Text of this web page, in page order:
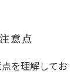
意点
を理解してお